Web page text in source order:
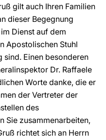
gilt auch Ihren Familien
dieser Begegnung
Dienst auf dem
Apostolischen Stuhl
sind. Einen besonderen
Dr. Raffaele
Worte danke, die er
der Vertreter der
des
Sie zusammenarbeiten,
richtet sich an Herrn